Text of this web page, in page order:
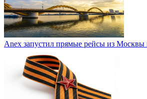
Anex запустил прямые рейсы из Москвы